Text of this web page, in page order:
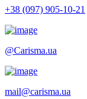
+38 (097) 905-10-21
@Carisma.ua
mail@carisma.ua